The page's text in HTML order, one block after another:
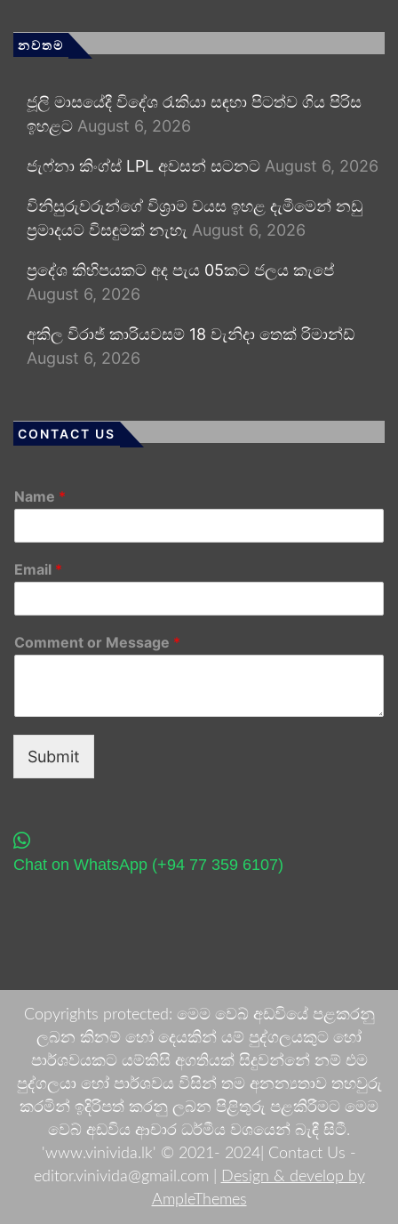
නවතම
ජූලි මාසයේදී විදේශ රැකියා සඳහා පිටත්ව ගිය පිරිස
ඉහළට August 6, 2026
ජැෆ්නා කිංග්ස් LPL අවසන් සටනට August 6, 2026
විනිසුරුවරුන්ගේ විශ්‍රාම වයස ඉහළ දැමීමෙන් නඩු
ප්‍රමාදයට විසඳුමක් නැහැ August 6, 2026
ප්‍රදේශ කිහිපයකට අද පැය 05කට ජලය කැපේ
August 6, 2026
අකිල විරාජ් කාරියවසම් 18 වැනිදා තෙක් රිමාන්ඩ්
August 6, 2026
CONTACT US
Name *
Email *
Comment or Message *
Submit
Chat on WhatsApp (+94 77 359 6107)
Copyrights protected: මෙම වෙබ් අඩවියේ පළකරනු
ලබන කිනම් හෝ දෙයකින් යම් පුද්ගලයකුට හෝ
පාර්ශවයකට යම්කිසි අගතියක් සිදුවන්නේ නම් එම
පුද්ගලයා හෝ පාර්ශවය විසින් තම අනන්‍යතාව තහවුරු
කරමින් ඉදිරිපත් කරනු ලබන පිළිතුරු පළකිරීමට මෙම
වෙබ් අඩවිය ආචාර ධර්මීය වශයෙන් බැඳී සිටී.
'www.vinivida.lk' © 2021- 2024| Contact Us -
editor.vinivida@gmail.com |
Design & develop by
AmpleThemes